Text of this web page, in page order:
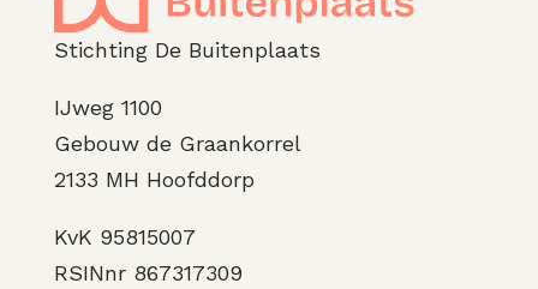
Stichting De Buitenplaats
IJweg 1100
Gebouw de Graankorrel
2133 MH Hoofddorp
KvK 95815007
RSINnr 867317309